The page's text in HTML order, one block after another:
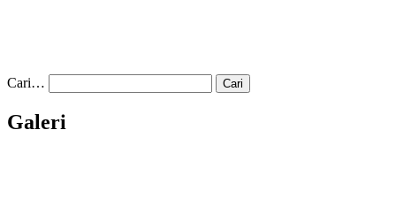
Cari…
Galeri